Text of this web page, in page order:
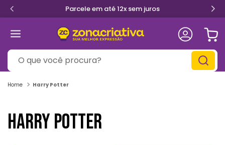
Parcele em até 12x sem juros
O que você procura?
Harry Potter
HARRY POTTER